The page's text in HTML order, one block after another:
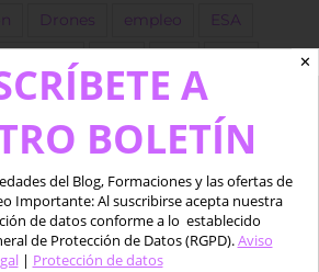
Drones empleo ESA
IA Imágenes
ingeniero Landsat
Medio acuático Oferta
procesado Python QGIS
sentinel SIG software
✕
A
BOLETÍN
del Blog, Formaciones y las ofertas de
Importante: Al suscribirse acepta nuestra
de datos conforme a lo establecido
de Protección de Datos (RGPD).Aviso
| Protección de datos